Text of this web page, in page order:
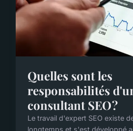
Quelles sont les
responsabilités
consultant SEO ?
Le travail d'expert SEO existe